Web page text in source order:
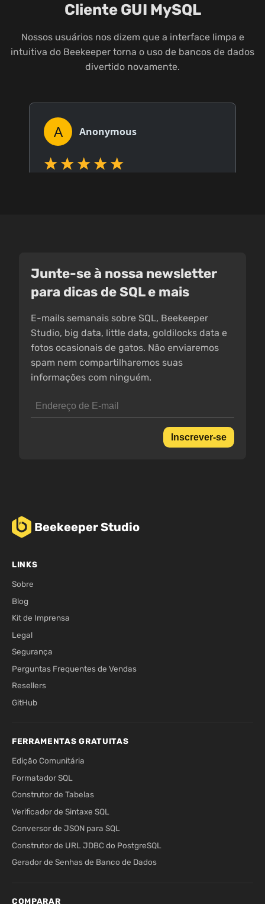
Cliente GUI MySQL
Nossos usuários nos dizem que a interface limpa e
intuitiva do Beekeeper torna o uso de bancos de dados
divertido novamente.
Junte-se à nossa newsletter
para dicas de SQL e mais
E-mails semanais sobre SQL, Beekeeper
Studio, big data, little data, goldilocks data e
fotos ocasionais de gatos. Não enviaremos
spam nem compartilharemos suas
informações com ninguém.
Inscrever-se
Beekeeper Studio
LINKS
Sobre
Blog
Kit de Imprensa
Legal
Segurança
Perguntas Frequentes de Vendas
Resellers
GitHub
FERRAMENTAS GRATUITAS
Edição Comunitária
Formatador SQL
Construtor de Tabelas
Verificador de Sintaxe SQL
Conversor de JSON para SQL
Construtor de URL JDBC do PostgreSQL
Gerador de Senhas de Banco de Dados
COMPARAR